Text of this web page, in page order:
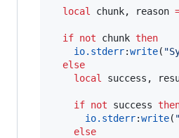
local chunk, reason
if not chunk then
io.stderr:write( "
else
local
success ,
if not success
io.stderr:write( "
else